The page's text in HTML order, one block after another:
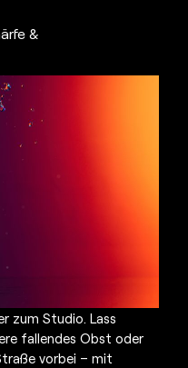
&
zum Studio. Lass
fallendes Obst oder
vorbei – mit